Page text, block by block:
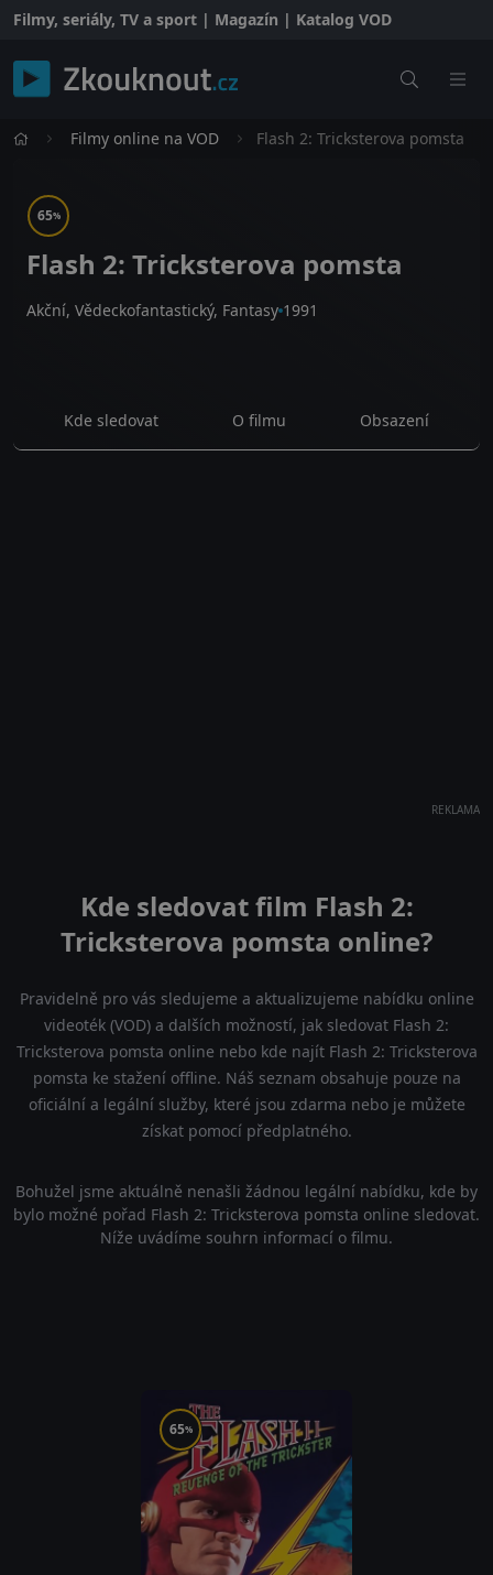
Filmy, seriály, TV a sport | Magazín | Katalog VOD
Filmy online na VOD Flash 2: Tricksterova pomsta
65%
Flash 2: Tricksterova pomsta
Akční, Vědeckofantastický, Fantasy 1991
Kde sledovat O filmu Obsazení
REKLAMA
Kde sledovat film Flash 2:
Tricksterova pomsta online?
Pravidelně pro vás sledujeme a aktualizujeme nabídku online
videoték (VOD) a dalších možností, jak sledovat Flash 2:
Tricksterova pomsta online nebo kde najít Flash 2: Tricksterova
pomsta ke stažení offline. Náš seznam obsahuje pouze na
oficiální a legální služby, které jsou zdarma nebo je můžete
získat pomocí předplatného.
Bohužel jsme aktuálně nenašli žádnou legální nabídku, kde by
bylo možné pořad Flash 2: Tricksterova pomsta online sledovat.
Níže uvádíme souhrn informací o filmu.
65%